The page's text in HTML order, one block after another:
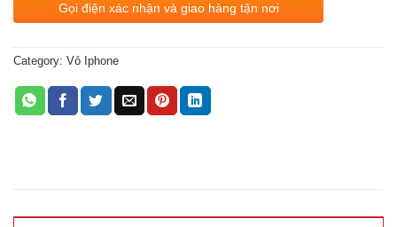
Gọi điện xác nhận và giao hàng tận nơi
Category: Vỏ Iphone